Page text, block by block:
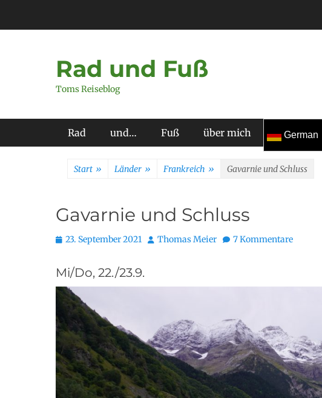
Rad und Fuß
Toms Reiseblog
Primäres Menü
Rad und… Fuß über mich German
Start » Länder » Frankreich » Gavarnie und Schluss
Gavarnie und Schluss
Posted
23. September 2021 Autor
Thomas Meier 7 Kommentare
Mi/Do, 22./23.9.